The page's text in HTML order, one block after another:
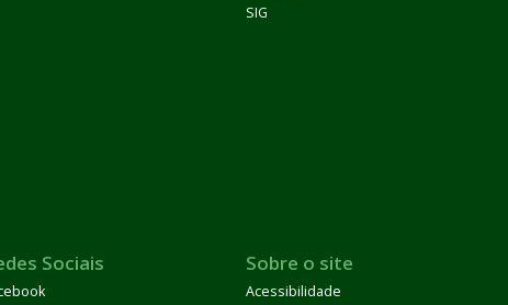
SIG
Sociais Sobre o site
Acessibilidade